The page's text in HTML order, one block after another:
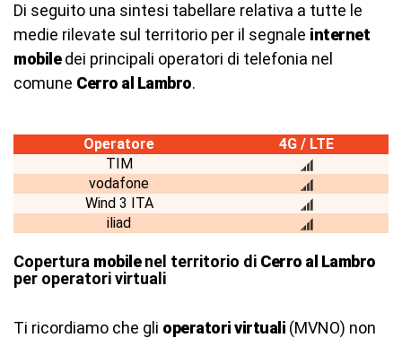
Di seguito una sintesi tabellare relativa a tutte le
medie rilevate sul territorio per il segnale internet
mobiledei principali operatori di telefonia nel
comune Cerro al Lambro.
Operatore
4G / LTE
TIM
vodafone
Wind 3 ITA
iliad
Copertura mobilenel territorio di Cerro al Lambro
per operatori virtuali
Ti ricordiamo che gli operatori virtuali (MVNO) non